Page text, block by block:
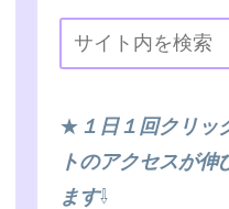
s
a
g
i
t
e
u
b
★ １日１回クリッ
トのアクセスが
ます⇩